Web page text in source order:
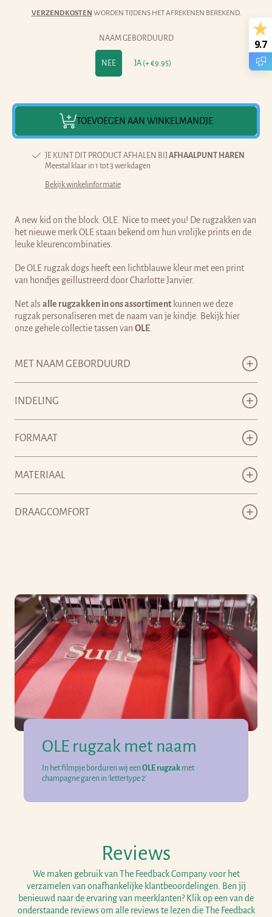
prijs
VERZENDKOSTEN WORDEN TIJDENS HET AFREKENEN BEREKEND.
NAAM GEBORDUURD
NEE JA (+ €9.95)
TOEVOEGEN AAN WINKELMANDJE
JE KUNT DIT PRODUCT AFHALEN BIJ AFHAALPUNT HAREN
Meestal klaar in 1 tot 3 werkdagen
Bekijk winkelinformatie
A new kid on the block. OLE. Nice to meet you! De rugzakken van
het nieuwe merk OLE staan bekend om hun vrolijke prints en de
leuke kleurencombinaties.
De OLE rugzak dogs heeft een lichtblauwe kleur met een print
van hondjes geïllustreerd door Charlotte Janvier.
Net alsalle rugzakken in ons assortimentkunnen we deze
rugzak personaliseren met de naam van je kindje. Bekijk hier
onze gehele collectie tassen van OLE.
MET NAAM GEBORDUURD
INDELING
FORMAAT
MATERIAAL
DRAAGCOMFORT
OLE rugzak met naam
In het filmpje borduren wij eenOLE rugzak met
champagne garen in 'lettertype 2'
Reviews
We maken gebruik van The Feedback Company voor het
verzamelen van onafhankelijke klantbeoordelingen. Ben jij
benieuwd naar de ervaring van meerklanten? Klik op een van de
onderstaande reviews om alle reviews te lezen die The Feedback
9.7